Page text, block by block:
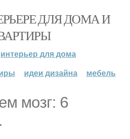
ДЛЯ ДОМА И
интерьер для дома
идеи дизайна мебель
мозг: 6